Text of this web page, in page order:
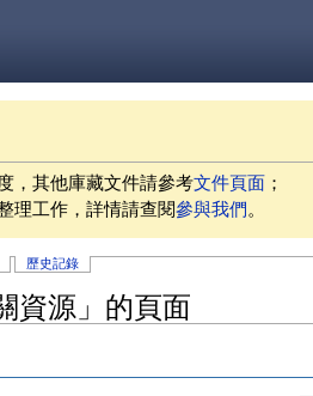
，其他庫藏文件請參考文件頁面 ；
理工作，詳情請查閱參與我們。
歷史記錄
資源」的頁面